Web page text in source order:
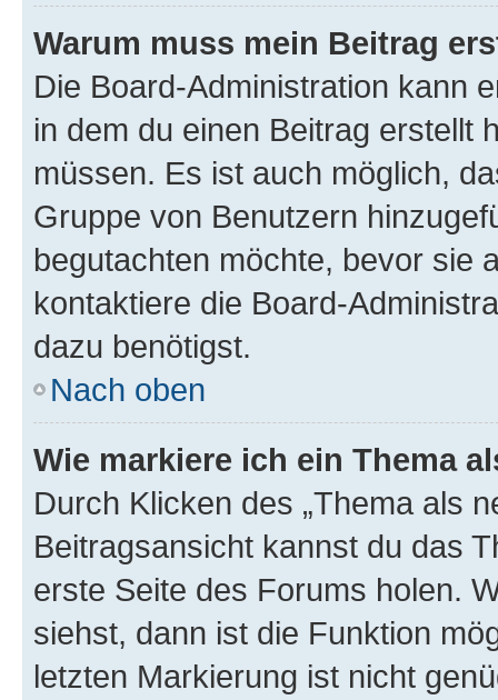
Warum muss mein Beitrag
Die Board-Administration kann
in dem du einen Beitrag erstellt
müssen. Es ist auch möglich,
Gruppe von Benutzern
begutachten möchte, bevor sie
kontaktiere die Board-
dazu benötigst.
Nach oben
Wie markiere ich ein Thema
Durch Klicken des „Thema als
Beitragsansicht kannst du das
erste Seite des Forums holen.
siehst, dann ist die Funktion
letzten Markierung ist nicht